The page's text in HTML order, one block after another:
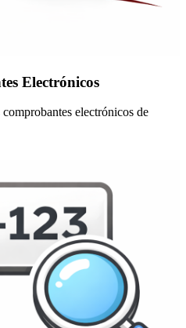
Electrónicos
electrónicos de